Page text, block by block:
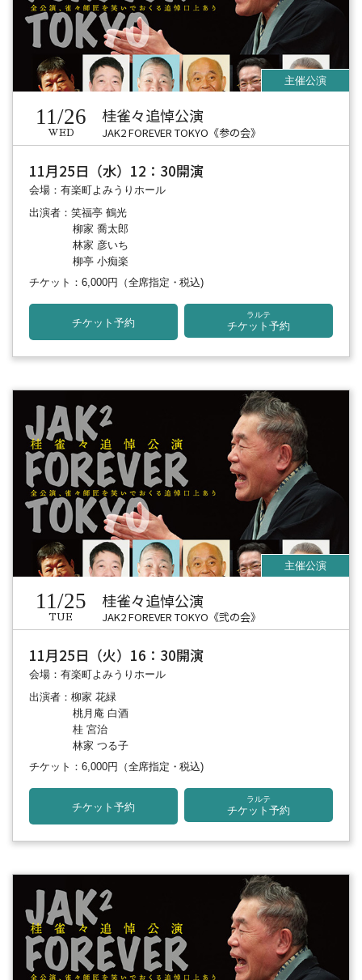
11/26
WED
桂雀々追悼公演
JAK2 FOREVER TOKYO《参の会》
11月25日（水）12：30開演
会場：有楽町よみうりホール
出演者：笑福亭 鶴光
柳家 喬太郎
林家 彦いち
柳亭 小痴楽
チケット：6,000円
（全席指定・税込)
チケット予約
ラルテ
チケット予約
11/25
TUE
桂雀々追悼公演
JAK2 FOREVER TOKYO《弐の会》
11月25日（火）16：30開演
会場：有楽町よみうりホール
出演者：柳家 花緑
桃月庵 白酒
桂 宮治
林家 つる子
チケット：6,000円
（全席指定・税込)
チケット予約
ラルテ
チケット予約